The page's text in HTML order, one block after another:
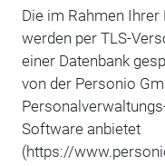
Die im Rahmen
werden per TLS-
einer Datenbank
von der Personio
Software anbietet
(https://